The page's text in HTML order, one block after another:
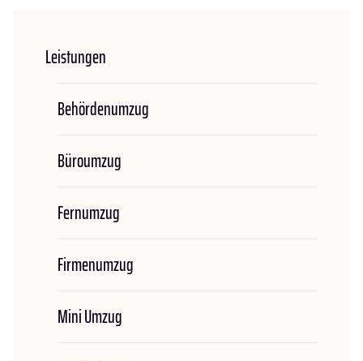
Leistungen
Behördenumzug
Büroumzug
Fernumzug
Firmenumzug
Mini Umzug